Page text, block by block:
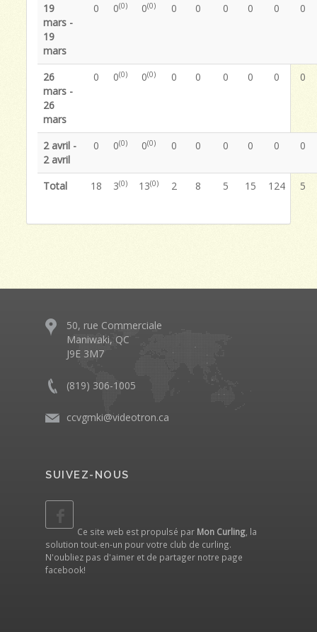
19
mars -
19
mars
0 0(0) 0(0) 0 0 0 0 0 0
26
mars -
26
mars
0 0(0) 0(0) 0 0 0 0 0 0
2 avril -
2 avril
0 0(0) 0(0) 0 0 0 0 0 0
Total 18 3(0) 13(0) 2 8 5 15 124 5
50, rue Commerciale
Maniwaki, QC
J9E 3M7
(819) 306-1005
ccvgmki@videotron.ca
SUIVEZ-NOUS
Ce site web est propulsé par Mon Curling, la
solution tout-en-un pour votre club de curling.
N'oubliez pas d'aimer et de partager notre page
facebook!